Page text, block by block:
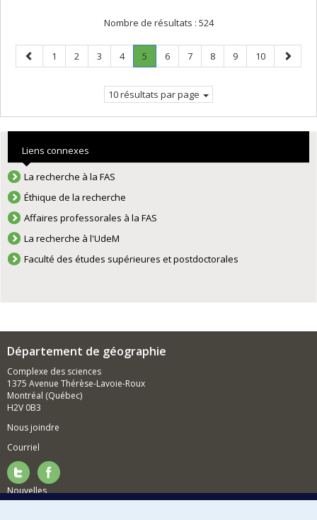
Nombre de résultats : 524
Page
précédente
Page
1 Page
2 Page
3 Page
4 Page
5
Page
Page
6 Page
7 Page
8 Page
9 Page
10
Page
10 résultats par page
Liens connexes
La recherche à la FAS
Éthique de la recherche
Affaires professorales à la FAS
La recherche à l'UdeM
Faculté des études supérieures et postdoctorales
Département de géographie
Complexe des sciences
1375 Avenue Thérèse-Lavoie-Roux
Montréal (Québec)
H2V 0B3
Nous joindre
Courriel
Nouvelles